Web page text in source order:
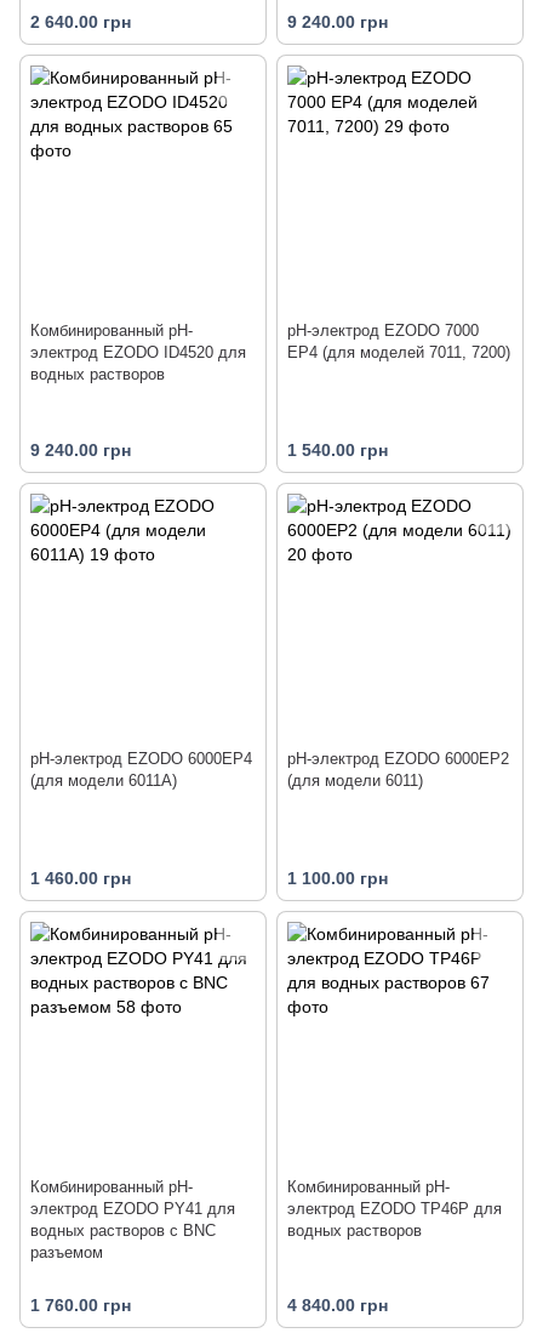
2 640.00 грн 9 240.00 грн
Комбинированный рН-
электрод EZODO ID4520 для
водных растворов
9 240.00 грн
рН-электрод EZODO 7000
EP4 (для моделей 7011, 7200)
1 540.00 грн
рН-электрод EZODO 6000EP4
(для модели 6011А)
1 460.00 грн
рН-электрод EZODO 6000EP2
(для модели 6011)
1 100.00 грн
Комбинированный рН-
электрод EZODO PY41 для
водных растворов с BNC
разъемом
1 760.00 грн
Комбинированный рН-
электрод EZODO TP46P для
водных растворов
4 840.00 грн